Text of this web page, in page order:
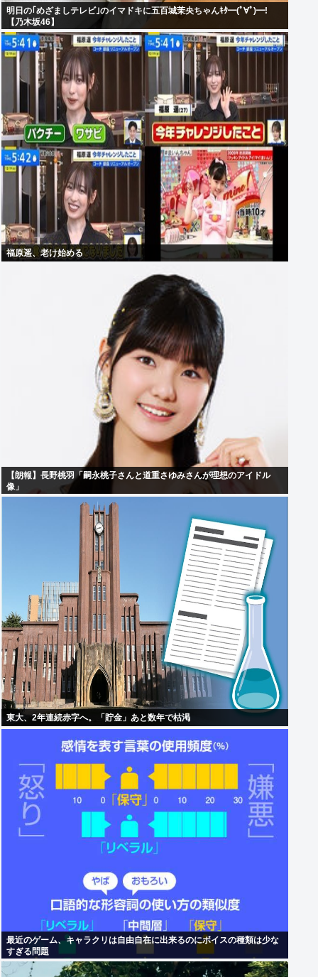
明日の｢めざましテレビ｣のイマドキに五百城茉央ちゃんｷﾀ━(ﾟ∀ﾟ)━!
【乃木坂46】
福原遥、老け始める
【朗報】長野桃羽「嗣永桃子さんと道重さゆみさんが理想のアイドル
像」
東大、2年連続赤字へ。「貯金」あと数年で枯渇
最近のゲーム、キャラクリは自由自在に出来るのにボイスの種類は少な
すぎる問題